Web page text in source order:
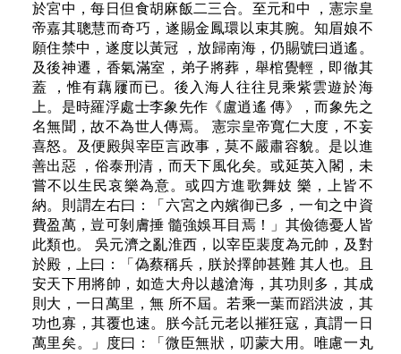
於宮中，每日但食胡麻飯二三合。至元和中 ，憲宗皇
帝嘉其聰慧而奇巧，遂賜金鳳環以束其腕。知眉娘不
願住禁中，遂度以黃冠 ，放歸南海，仍賜號曰逍遙。
及後神遷，香氣滿室，弟子將葬，舉棺覺輕，即徹其
蓋 ，惟有藕屨而已。後入海人往往見乘紫雲遊於海
上。是時羅浮處士李象先作《盧逍遙 傳》，而象先之
名無聞，故不為世人傳焉。 憲宗皇帝寬仁大度，不妄
喜怒。及便殿與宰臣言政事，莫不嚴肅容貌。是以進
善出惡 ，俗泰刑清，而天下風化矣。或延英入閣，未
嘗不以生民哀樂為意。或四方進歌舞妓 樂，上皆不
納。則謂左右曰：「六宮之內嬪御已多，一旬之中資
費盈萬，豈可剝膚捶 髓強娛耳目焉！」其儉德憂人皆
此類也。 吳元濟之亂淮西，以宰臣裴度為元帥，及對
於殿，上曰：「偽蔡稱兵，朕於擇帥甚難 其人也。且
安天下用將帥，如造大舟以越滄海，其功則多，其成
則大，一日萬里，無 所不屆。若乘一葉而蹈洪波，其
功也寡，其覆也速。朕今託元老以摧狂寇，真謂一日
萬里矣。」度曰：「微臣無狀，叨蒙大用。唯慮一丸